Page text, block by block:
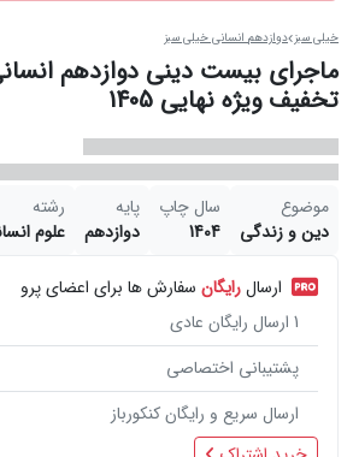
خیلی سبز دوازدهم انسانی خیلی سبز
تخفیف ویژه نهایی 1405
موضوع
دین و زندگی
سال چاپ
1404
پایه
دوازدهم
رشته
علوم
ارسالرایگان سفارش ها برای اعضای پرو
1 ارسال رایگان عادی
پشتیبانی اختصاصی
ارسال سریع و رایگان کنکورباز